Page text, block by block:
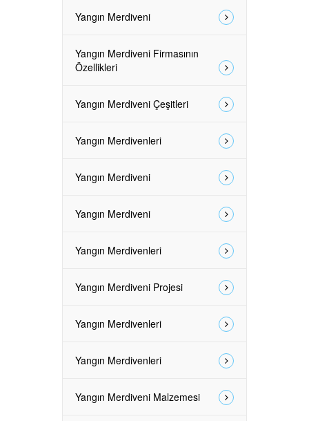
Yangın Merdiveni
Yangın Merdiveni Firmasının
Özellikleri
Yangın Merdiveni Çeşitleri
Yangın Merdivenleri
Yangın Merdiveni
Yangın Merdiveni
Yangın Merdivenleri
Yangın Merdiveni Projesi
Yangın Merdivenleri
Yangın Merdivenleri
Yangın Merdiveni Malzemesi